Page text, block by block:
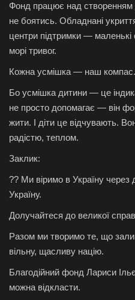
Фонд працює над створенням
не боятись. Обладнані
центри підтримки — маленькі
морі тривог.
Кожна усмішка — наш компас.
Бо усмішка дитини — це
не просто допомагає — він
жити. І діти це відчувають.
радістю, теплом.
Заклик:
?? Ми віримо в Україну через
Україну.
Долучайтеся до великої
Разом ми творимо те, що
вільну, щасливу націю.
Благодійний фонд Лариси
можна відкласти.